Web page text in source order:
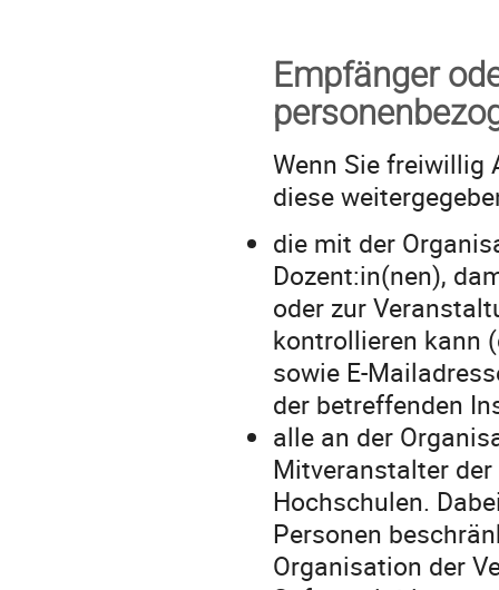
Empfänger
Wenn Sie freiwillig
diese
die mit der
Dozent:in(nen),
oder zur
kontrollieren kann
sowie E-
der betreffenden
alle an der
Mitveranstalter
Hochschulen.
Personen
Organisation der